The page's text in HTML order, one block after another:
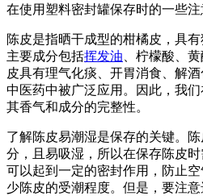
在使用塑料密封罐保存时的一些注
陈皮是指晒干成型的柑橘皮，具
主要成分包括挥发油 、柠檬酸、
皮具有理气化痰、开胃消食、解
中医药中被广泛应用。因此，我
其香气和成分的完整性。
了解陈皮易潮湿是保存的关键。
分，且易吸湿，所以在保存陈皮
可以起到一定的密封作用，防止
少陈皮的受潮程度。但是，要注